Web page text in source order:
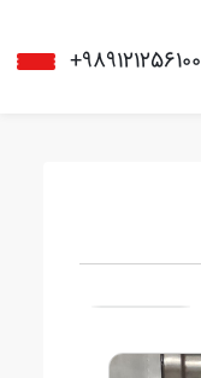
+989121256100